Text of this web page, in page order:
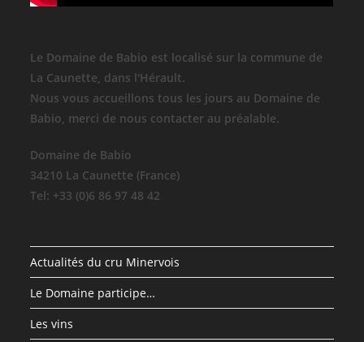
Le Domaine de Babio est localisé sur la commune de
La Caunette, dans l'Hérault.
Nous vous accueillons tous les jours au Domaine de
Babio, merci de nous contacter au préalable.
Domaine de Babio
34210 La Caunette (France)
Tel: +33 (0)6 86 97 48 42
Actualités du cru Minervois
Le Domaine participe…
Les vins